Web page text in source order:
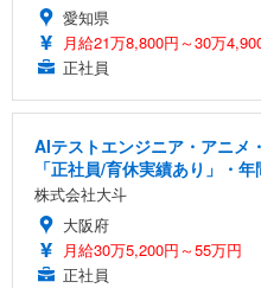
愛知県
月給21万8,800円～30万
正社員
AIテストエンジニア・アニメ
「正社員/育休実績あり」・
株式会社大斗
大阪府
月給30万5,200円～55万円
正社員